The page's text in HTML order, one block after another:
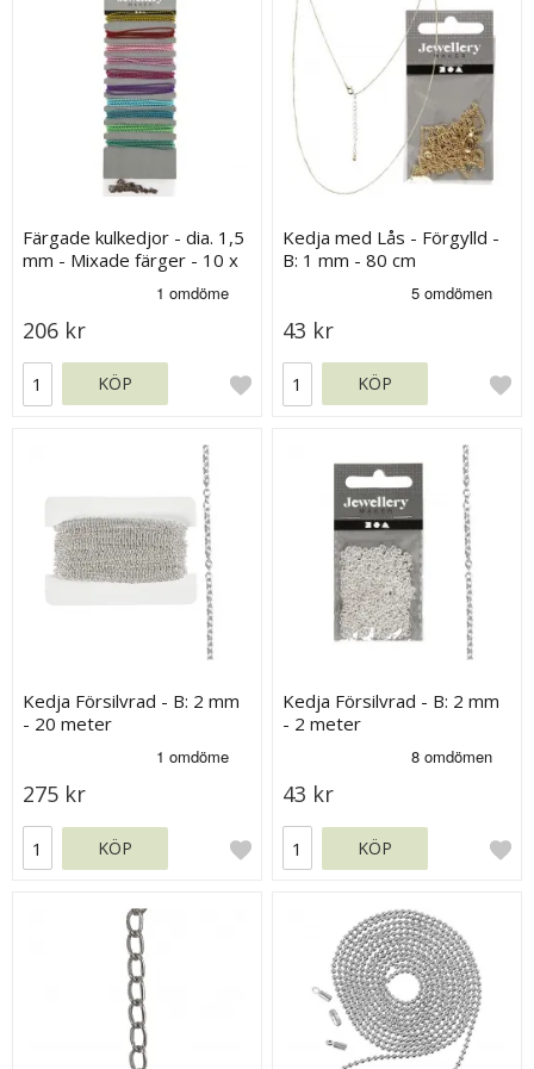
Färgade kulkedjor - dia. 1,5
mm - Mixade färger - 10 x
206 kr
KÖP
Kedja med Lås - Förgylld -
B: 1 mm - 80 cm
43 kr
KÖP
Kedja Försilvrad - B: 2 mm
- 20 meter
275 kr
KÖP
Kedja Försilvrad - B: 2 mm
- 2 meter
43 kr
KÖP